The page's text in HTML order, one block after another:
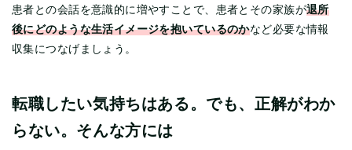
患者との会話を意識的に増やすことで、患者とその家族が退所
後にどのような生活イメージを抱いているのかなど必要な情報
収集につなげましょう。
転職したい気持ちはある。でも、正解がわか
らない。そんな方には